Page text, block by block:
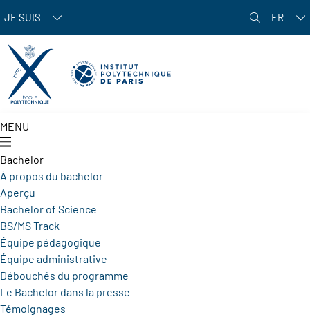
JE SUIS FR
MENU
Bachelor
À propos du bachelor
Aperçu
Bachelor of Science
BS/MS Track
Équipe pédagogique
Équipe administrative
Débouchés du programme
Le Bachelor dans la presse
Témoignages